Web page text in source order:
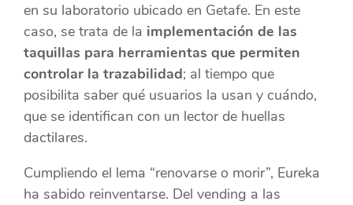
en su laboratorio ubicado en Getafe. En este
caso, se trata de la implementación de las
taquillas para herramientas que permiten
controlar la trazabilidad; al tiempo que
posibilita saber qué usuarios la usan y cuándo,
que se identifican con un lector de huellas
dactilares.
Cumpliendo el lema “renovarse o morir”, Eureka
ha sabido reinventarse. Del vending a las